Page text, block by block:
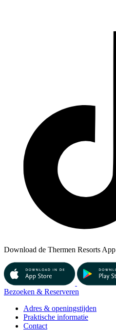
Download de Thermen Resorts App
Bezoeken & Reserveren
Adres & openingstijden
Praktische informatie
Contact